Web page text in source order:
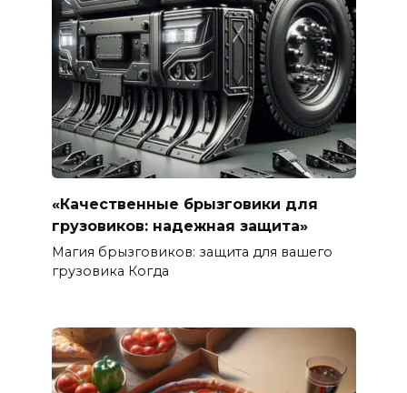
«Качественные брызговики для
грузовиков: надежная защита»
Магия брызговиков: защита для вашего
грузовика Когда